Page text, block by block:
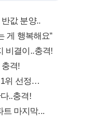
값 분양..
게 행복해요”
비결이..충격!
격!
1위 선정…
..충격!
트 마지막...